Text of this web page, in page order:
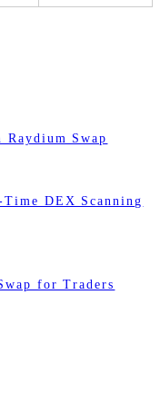
Swap
DEX Scanning
for Traders